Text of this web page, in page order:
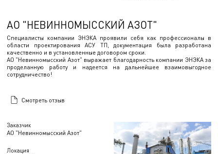
Заказчик
АО "Невинномысский Азот"
Локация
АО "НЕВИННОМЫССКИЙ АЗОТ"
Специалисты компании ЭНЭКА проявили себя как профессионалы в
области проектирования АСУ ТП, документация была разработана
качественно и в установленные договором сроки.
АО "Невинномысский Азот" выражает благодарность компании ЭНЭКА за
проделанную работу и надеется на дальнейшее взаимовыгодное
сотрудничество!
Смотреть отзыв